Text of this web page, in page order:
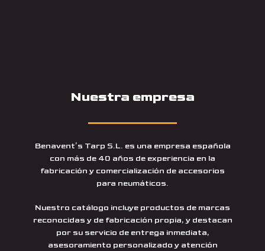
Nuestra empresa
Benavent’s Tarp S.L. es una empresa española
con más de 40 años de experiencia en la
fabricación y comercialización de accesorios
para neumáticos.
Nuestro catálogo incluye productos de marcas
reconocidas y de fabricación propia, y destacan
por su servicio de entrega inmediata,
asesoramiento personalizado y atención